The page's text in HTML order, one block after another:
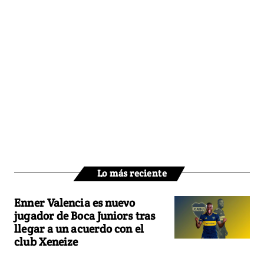
Lo más reciente
Enner Valencia es nuevo
jugador de Boca Juniors tras
llegar a un acuerdo con el
club Xeneize